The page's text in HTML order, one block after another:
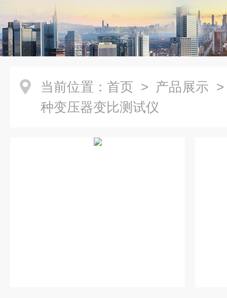
当前位置： 首页 > 产品展示
种变压器变比测试仪